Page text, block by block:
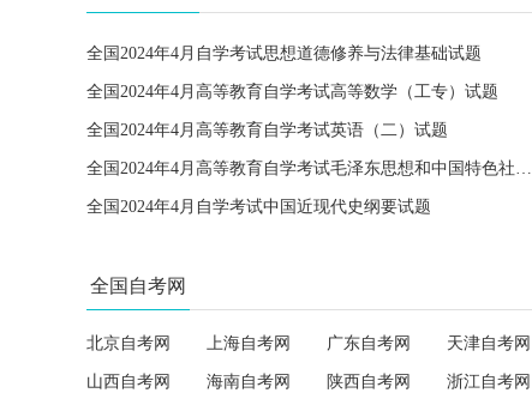
全国2024年4月自学考试思想道德修养与法律基础试题
全国2024年4月高等教育自学考试高等数学（工专）试题
全国2024年4月高等教育自学考试英语（二）试题
全国2024年4月高等教育自学考试毛泽东思想和中国特色社会主义理论体系概论试题
全国2024年4月自学考试中国近现代史纲要试题
全国自考网
北京自考网 上海自考网 广东自考网 天津自考网
山西自考网 海南自考网 陕西自考网 浙江自考网